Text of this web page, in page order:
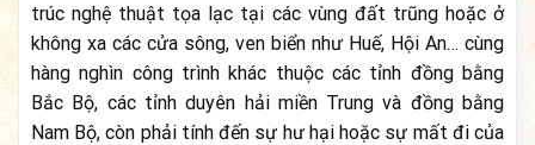
trúc nghệ thuật tọa lạc tại các vùng đất trũng hoặc ở
không xa các cửa sông, ven biển như Huế, Hội An… cùng
hàng nghìn công trình khác thuộc các tỉnh đồng bằng
Bắc Bộ, các tỉnh duyên hải miền Trung và đồng bằng
Nam Bộ, còn phải tính đến sự hư hại hoặc sự mất đi của